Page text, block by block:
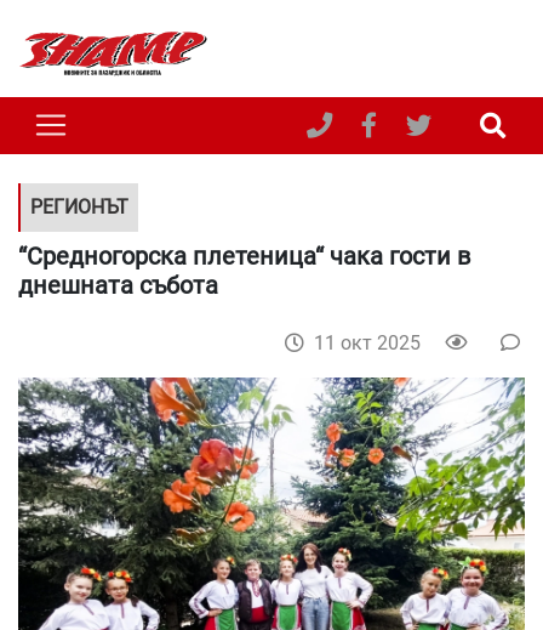
РЕГИОНЪТ
“Средногорска плетеница“ чака гости в
днешната събота
11 окт 2025